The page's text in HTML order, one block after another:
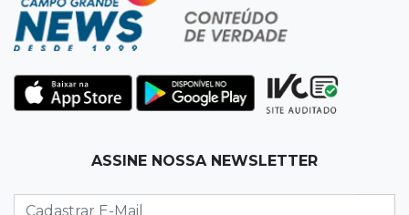
dois caminhões em pátio
Corinthians vence Bragantino por 2 a 0 e sobe
para 7º no Brasileirão
Na Vila Belmiro
lugar no Brasileirão
ASSINE NOSSA NEWSLETTER